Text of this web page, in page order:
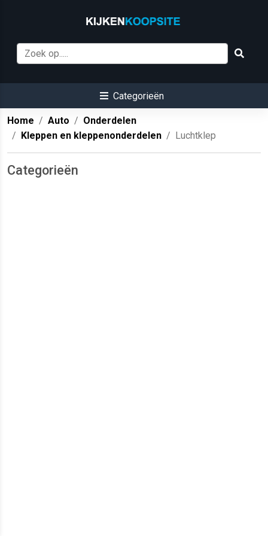
Categorieën
Home Auto
Onderdelen
Kleppen en kleppenonderdelen
Luchtklep
Categorieën